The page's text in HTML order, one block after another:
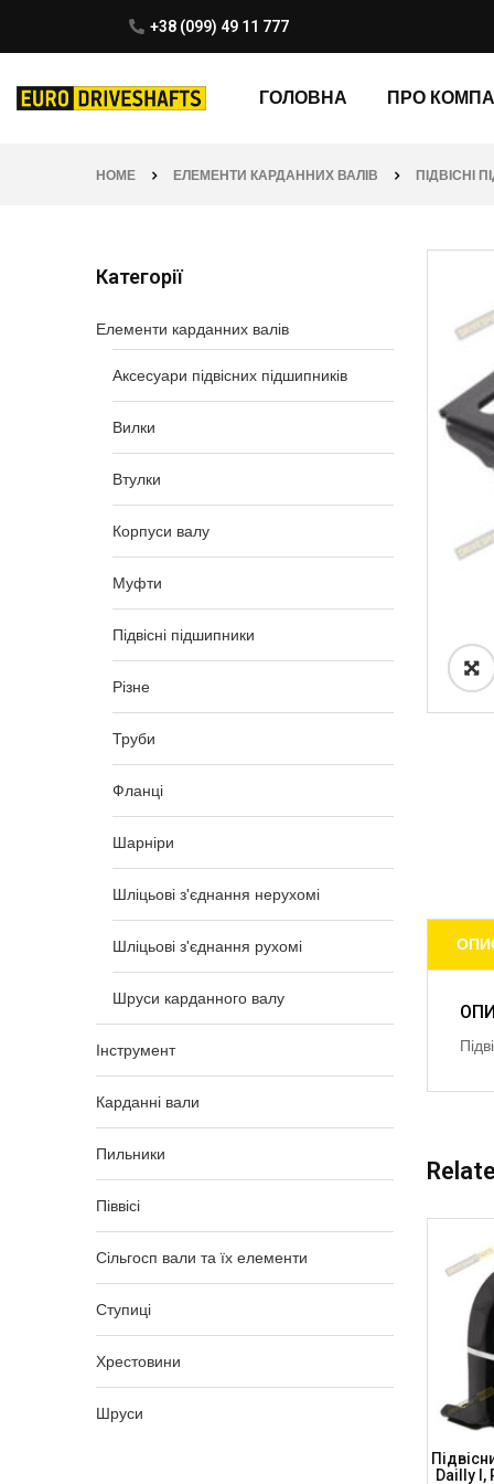
+38 (099) 49 11 777
ГОЛОВНА ПРО
HOME ЕЛЕМЕНТИ КАРДАННИХ ВАЛІВ ПІДВІСНІ
Категорії
Елементи карданних валів
Аксесуари підвісних підшипників
Вилки
Втулки
Корпуси валу
Муфти
Підвісні підшипники
Різне
Труби
Фланці
Шарніри
Шліцьові з'єднання нерухомі
Шліцьові з'єднання рухомі
Шруси карданного валу
Інструмент
Карданні вали
Пильники
Піввісі
Сільгосп вали та їх елементи
Ступиці
Хрестовини
Шруси
Dailly I,